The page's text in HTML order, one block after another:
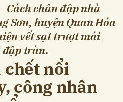
Cách chân đập nhà
Sơn, huyện Quan Hóa
vết sạt trượt mái
đập tràn.
chết nổi
công nhân